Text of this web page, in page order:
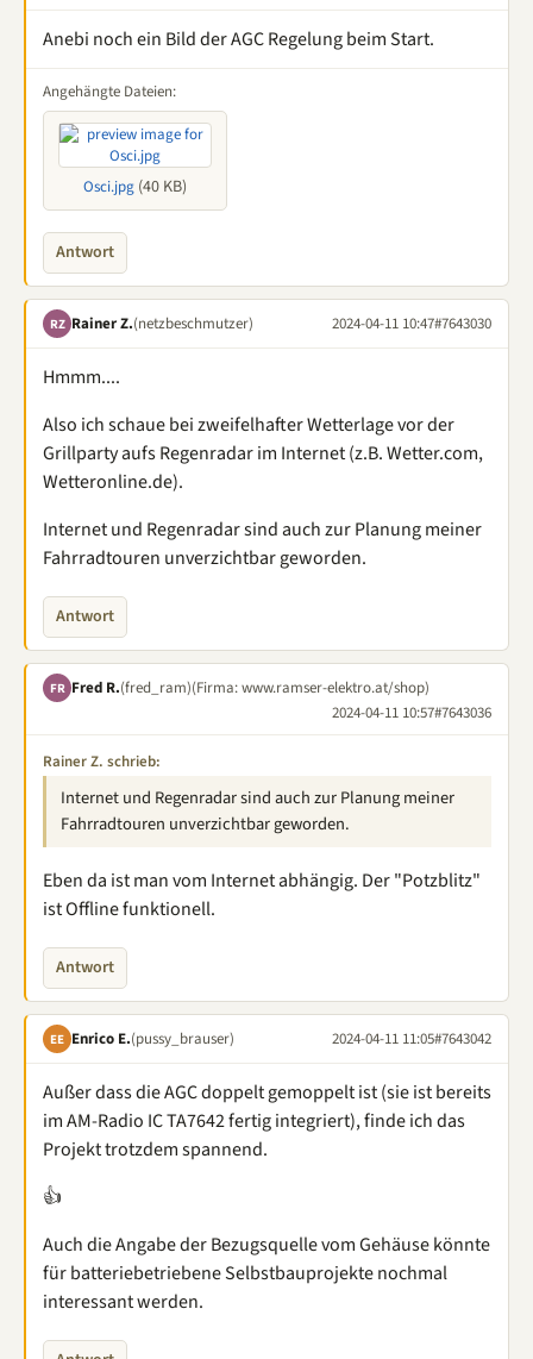
Anebi noch ein Bild der AGC Regelung beim Start.
Angehängte Dateien:
Osci.jpg (40 KB)
Antwort
RZ Rainer Z.(netzbeschmutzer) 2024-04-11 10:47#7643030
Hmmm....
Also ich schaue bei zweifelhafter Wetterlage vor der
Grillparty aufs Regenradar im Internet (z.B. Wetter.com,
Wetteronline.de).
Internet und Regenradar sind auch zur Planung meiner
Fahrradtouren unverzichtbar geworden.
Antwort
FR Fred R.(fred_ram)(Firma: www.ramser-elektro.at/shop)
2024-04-11 10:57#7643036
Rainer Z. schrieb:
Internet und Regenradar sind auch zur Planung meiner
Fahrradtouren unverzichtbar geworden.
Eben da ist man vom Internet abhängig. Der "Potzblitz"
ist Offline funktionell.
Antwort
EE Enrico E.(pussy_brauser) 2024-04-11 11:05#7643042
Außer dass die AGC doppelt gemoppelt ist (sie ist bereits
im AM-Radio IC TA7642 fertig integriert), finde ich das
Projekt trotzdem spannend.
👍
Auch die Angabe der Bezugsquelle vom Gehäuse könnte
für batteriebetriebene Selbstbauprojekte nochmal
interessant werden.